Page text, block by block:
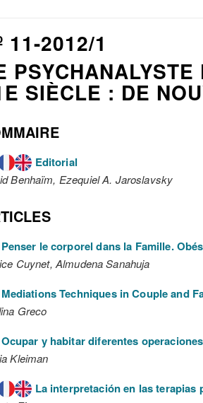
11-2012/1
SIÈCLE : DE
Editorial
Benhaïm, Ezequiel A. Jaroslavsky
Penser le corporel dans la Famille.
Cuynet, Almudena Sanahuja
Mediations Techniques in Couple and
Greco
Ocupar y habitar diferentes
Kleiman
La interpretación en las terapias